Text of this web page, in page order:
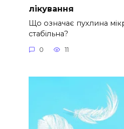
лікування
Що означає пухлина
стабільна?
0 11